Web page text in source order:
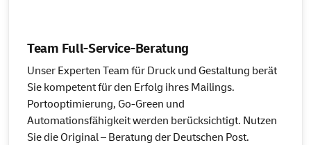
Team Full-Service-Beratung
Unser Experten Team für Druck und Gestaltung berät
Sie kompetent für den Erfolg ihres Mailings.
Portooptimierung, Go-Green und
Automationsfähigkeit werden berücksichtigt. Nutzen
Sie die Original – Beratung der Deutschen Post.